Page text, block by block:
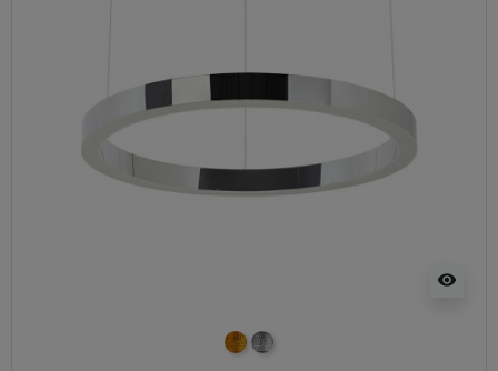
visibility
złotysrebrny